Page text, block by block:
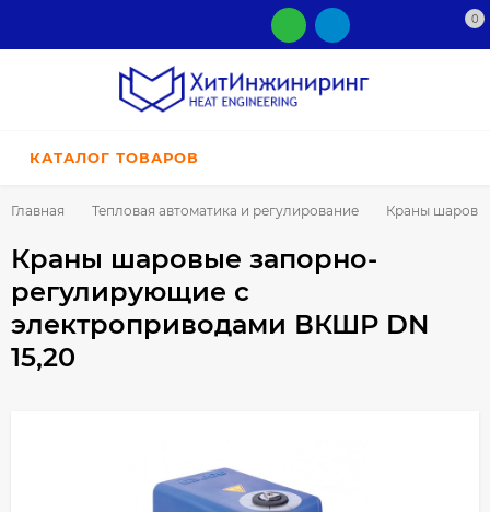
0
КАТАЛОГ ТОВАРОВ
Главная Тепловая автоматика и регулирование Краны
Краны шаровые запорно-
регулирующие с
электроприводами ВКШР DN
15,20